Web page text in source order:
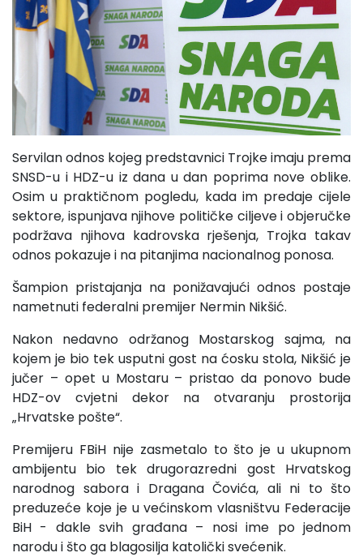
Servilan odnos kojeg predstavnici Trojke imaju prema
SNSD-u i HDZ-u iz dana u dan poprima nove oblike.
Osim u praktičnom pogledu, kada im predaje cijele
sektore, ispunjava njihove političke ciljeve i objeručke
podržava njihova kadrovska rješenja, Trojka takav
odnos pokazuje i na pitanjima nacionalnog ponosa.
Šampion pristajanja na ponižavajući odnos postaje
nametnuti federalni premijer Nermin Nikšić.
Nakon nedavno održanog Mostarskog sajma, na
kojem je bio tek usputni gost na ćosku stola, Nikšić je
jučer – opet u Mostaru – pristao da ponovo bude
HDZ-ov cvjetni dekor na otvaranju prostorija
„Hrvatske pošte“.
Premijeru FBiH nije zasmetalo to što je u ukupnom
ambijentu bio tek drugorazredni gost Hrvatskog
narodnog sabora i Dragana Čovića, ali ni to što
preduzeće koje je u većinskom vlasništvu Federacije
BiH - dakle svih građana – nosi ime po jednom
narodu i što ga blagosilja katolički svećenik.